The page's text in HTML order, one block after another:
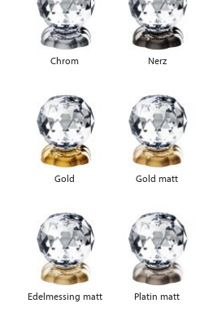
Chrom Nerz
Gold Gold matt
Edelmessing matt Platin matt